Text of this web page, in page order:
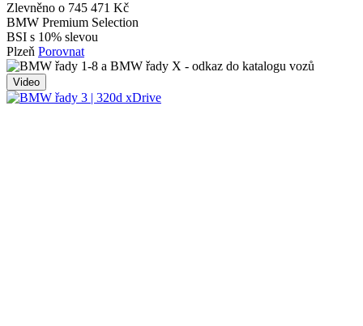
Zlevněno o 745 471 Kč
BMW Premium Selection
BSI s 10% slevou
Plzeň Porovnat
Video